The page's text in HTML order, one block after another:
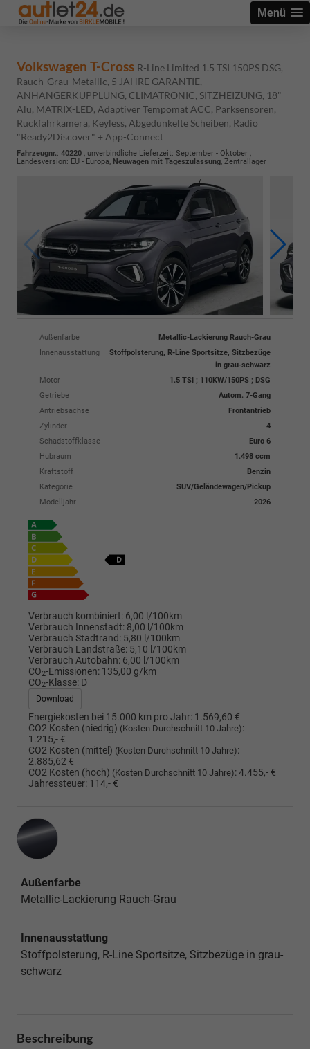
Menü
Volkswagen T-Cross R-Line Limited 1.5 TSI 150PS DSG,
Rauch-Grau-Metallic, 5 JAHRE GARANTIE,
ANHÄNGERKUPPLUNG, CLIMATRONIC, SITZHEIZUNG, 18"
Alu, MATRIX-LED, Adaptiver Tempomat ACC, Parksensoren,
Rückfahrkamera, Keyless, Abgedunkelte Scheiben, Radio
"Ready2Discover" + App-Connect
Fahrzeugnr.: 40220 , unverbindliche Lieferzeit: September - Oktober ,
Landesversion: EU - Europa, Neuwagen mit Tageszulassung, Zentrallager
Außenfarbe
Metallic-Lackierung Rauch-Grau
Innenausstattung
Stoffpolsterung, R-Line Sportsitze, Sitzbezüge
in grau-schwarz
Motor
1.5 TSI ; 110KW/150PS ; DSG
Getriebe
Autom. 7-Gang
Antriebsachse
Frontantrieb
Zylinder
4
Schadstoffklasse
Euro 6
Hubraum
1.498 ccm
Kraftstoff
Benzin
Kategorie
SUV/Geländewagen/Pickup
Modelljahr
2026
Verbrauch kombiniert: 6,00 l/100km
Verbrauch Innenstadt: 8,00 l/100km
Verbrauch Stadtrand: 5,80 l/100km
Verbrauch Landstraße: 5,10 l/100km
Verbrauch Autobahn: 6,00 l/100km
CO2-Emissionen: 135,00 g/km
CO2-Klasse: D
Download
Energiekosten bei 15.000 km pro Jahr: 1.569,60 €
CO2 Kosten (niedrig) (Kosten Durchschnitt 10 Jahre):
1.215,- €
CO2 Kosten (mittel) (Kosten Durchschnitt 10 Jahre):
2.885,62 €
CO2 Kosten (hoch) (Kosten Durchschnitt 10 Jahre):4.455,- €
Jahressteuer: 114,- €
Außenfarbe
Metallic-Lackierung Rauch-Grau
Innenausstattung
Stoffpolsterung, R-Line Sportsitze, Sitzbezüge in grau-
schwarz
Beschreibung